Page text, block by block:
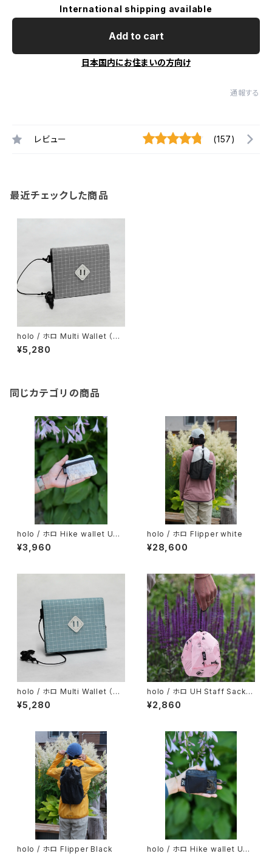
International shipping available
Add to cart
日本国内にお住まいの方向け
通報する
レビュー (157)
最近チェックした商品
holo / ホロ Multi Wallet （ツ
ヌーガリップver. ）Light Gray
¥5,280
同じカテゴリの商品
holo / ホロ Hike wallet UX1
0 (ハイクウォレット）White
¥3,960
holo / ホロ Flipper white
¥28,600
holo / ホロ Multi Wallet （ツ
ヌーガリップver. ) Sky
¥5,280
holo / ホロ UH Staff Sack p
ink
¥2,860
holo / ホロ Flipper Black
holo / ホロ Hike wallet UX1